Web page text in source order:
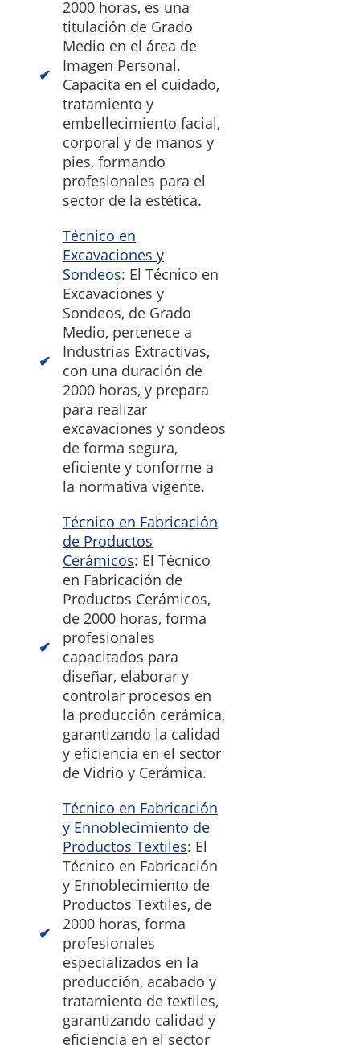
2000 horas, es una
titulación de Grado
Medio en el área de
Imagen Personal.
Capacita en el cuidado,
tratamiento y
embellecimiento facial,
corporal y de manos y
pies, formando
profesionales para el
sector de la estética.
Técnico en
Excavaciones y
Sondeos: El Técnico en
Excavaciones y
Sondeos, de Grado
Medio, pertenece a
Industrias Extractivas,
con una duración de
2000 horas, y prepara
para realizar
excavaciones y sondeos
de forma segura,
eficiente y conforme a
la normativa vigente.
Técnico en Fabricación
de Productos
Cerámicos: El Técnico
en Fabricación de
Productos Cerámicos,
de 2000 horas, forma
profesionales
capacitados para
diseñar, elaborar y
controlar procesos en
la producción cerámica,
garantizando la calidad
y eficiencia en el sector
de Vidrio y Cerámica.
Técnico en Fabricación
y Ennoblecimiento de
Productos Textiles: El
Técnico en Fabricación
y Ennoblecimiento de
Productos Textiles, de
2000 horas, forma
profesionales
especializados en la
producción, acabado y
tratamiento de textiles,
garantizando calidad y
eficiencia en el sector